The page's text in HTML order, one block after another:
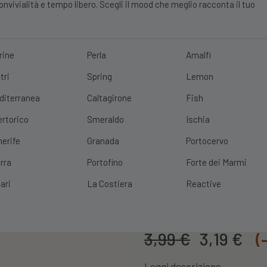
e tempo libero. Scegli il mood che meglio racconta il tuo
Perla
Spring
Caltagirone
Smeraldo
Granada
Portofino
La Costiera
Amalfi
Lemon
Fish
Ischia
Portocervo
Forte dei Marmi
Reactive
10% DI SCONTO SCOPRI|SPEDIZIONE GRATUITA CON UN
Stampo
3,99€ Il
prezzo
3,19 €
Il